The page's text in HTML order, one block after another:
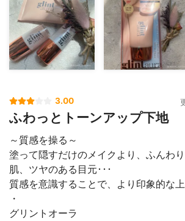
3.00
ふわっとトーンアップ下地
～質感を操る～
塗って隠すだけのメイクより、ふんわ
肌、ツヤのある目元･･･
質感を意識することで、より印象的な上
・
グリントオーラ